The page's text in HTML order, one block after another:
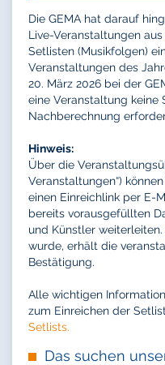
Die GEMA hat darauf
Live-Veranstaltungen
Setlisten (Musikfolgen)
Veranstaltungen des
20. März 2026 bei der
eine Veranstaltung keine
Nachberechnung
Hinweis:
Über die
Veranstaltungen“)
einen Einreichlink per E-
bereits vorausgefüllten
und Künstler
wurde, erhält die
Bestätigung.
Alle wichtigen
zum Einreichen der
Setlists.
Das suchen